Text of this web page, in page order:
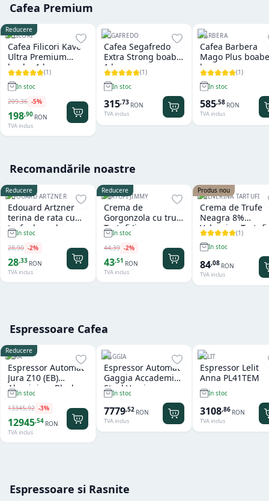
Cafea Premium
Reducere
FILICORI
Cafea Filicori Kave
Ultra Premium
boabe 1 kg
(1)
In stoc
209,36 -5%
198,90 RON
TVA inclus
SEGAFREDO
Cafea Segafredo
Extra Strong boabe
1 kg
(1)
In stoc
315,73 RON
TVA inclus
BARBERA
Cafea Barbera
Mago Plus
kg
(1)
In stoc
585,58 RON
TVA inclus
Recomandările noastre
Reducere
EDOUARD ARTZNER
Edouard Artzner
terina de rata cu
trufe de padure
100g
In stoc
28,90 -2%
28,33 RON
TVA inclus
Reducere
TARTUFI JIMMY
Crema de
Gorgonzola cu trufe
Tartufi Jimmy
In stoc
44,39 -2%
43,51 RON
TVA inclus
Produs nou
VALNERINA TARTUFI
Crema de Trufe
Neagra 8%
Valnerina Tartufi
500 gr
(1)
In stoc
84,08 RON
TVA inclus
Espressoare Cafea
Reducere
JURA
Espressor Automat
Jura Z10 (EB)
Aluminium Black
In stoc
13345,92 -3%
12945,54 RON
TVA inclus
GAGGIA
Espressor Automat
Gaggia Accademia
Steel Version
In stoc
7779,52 RON
TVA inclus
LELIT
Espressor Lelit
Anna PL41TEM
In stoc
3108,86 RON
TVA inclus
Espressoare si Rasnite